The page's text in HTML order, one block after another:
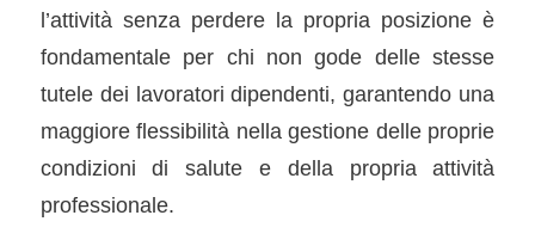
l’attività senza perdere la propria posizione è
fondamentale per chi non gode delle stesse
tutele dei lavoratori dipendenti, garantendo una
maggiore flessibilità nella gestione delle proprie
condizioni di salute e della propria attività
professionale.